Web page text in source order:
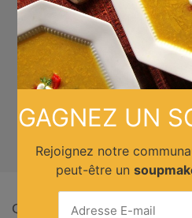
Quelle cuisine ?
GAGNEZ UN
Rejoignez notre
peut-être un